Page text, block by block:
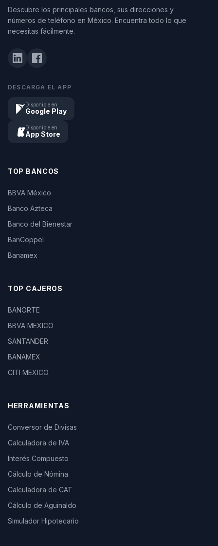
Descubre los principales bancos, sus direcciones y
números de teléfono en México. Encuentra todo lo que
necesitas fácilmente.
DESCARGA EL APP
Disponible en
Google Play
Disponible en
App Store
TOP BANCOS
BBVA México
Banco Azteca
Banco del Bienestar
BanCoppel
Banamex
TOP CAJEROS
BANORTE
BBVA MEXICO
SANTANDER
BANAMEX
CITI MEXICO
HERRAMIENTAS
Conversor de Divisas
Calculadora de IVA
Interés Compuesto
Cálculo de Nómina
Calculadora de CAT
Cálculo de Aguinaldo
Simulador Hipotecario